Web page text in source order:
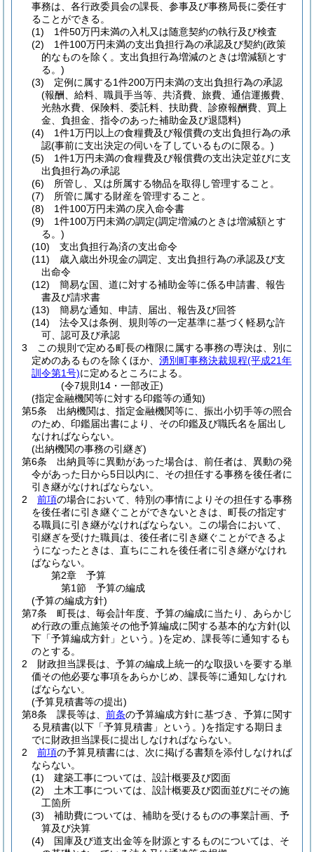
事務は、各行政委員会の課長、参事及び事務局長に委任す
ることができる。
(1)
1件50万円未満の入札又は随意契約の執行及び検査
(2)
1件100万円未満の支出負担行為の承認及び契約(政策
的なものを除く。支出負担行為増減のときは増減額とす
る。)
(3)
定例に属する1件200万円未満の支出負担行為の承認
(報酬、給料、職員手当等、共済費、旅費、通信運搬費、
光熱水費、保険料、委託料、扶助費、診療報酬費、買上
金、負担金、指令のあった補助金及び退隠料)
(4)
1件1万円以上の食糧費及び報償費の支出負担行為の承
認(事前に支出決定の伺いを了しているものに限る。)
(5)
1件1万円未満の食糧費及び報償費の支出決定並びに支
出負担行為の承認
(6)
所管し、又は所属する物品を取得し管理すること。
(7)
所管に属する財産を管理すること。
(8)
1件100万円未満の戻入命令書
(9)
1件100万円未満の調定(調定増減のときは増減額とす
る。)
(10)
支出負担行為済の支出命令
(11)
歳入歳出外現金の調定、支出負担行為の承認及び支
出命令
(12)
簡易な国、道に対する補助金等に係る申請書、報告
書及び請求書
(13)
簡易な通知、申請、届出、報告及び回答
(14)
法令又は条例、規則等の一定基準に基づく軽易な許
可、認可及び承認
3
この規則で定める町長の権限に属する事務の専決は、別に
定めのあるものを除くほか、 湧別町事務決裁規程(平成21年
訓令第1号)に定めるところによる。
(令7規則14・一部改正)
(指定金融機関等に対する印鑑等の通知)
第5条
出納機関は、指定金融機関等に、振出小切手等の照合
のため、印鑑届出書により、その印鑑及び職氏名を届出し
なければならない。
(出納機関の事務の引継ぎ)
第6条
出納員等に異動があった場合は、前任者は、異動の発
令があった日から5日以内に、その担任する事務を後任者に
引き継がなければならない。
2
前項の場合において、特別の事情によりその担任する事務
を後任者に引き継ぐことができないときは、町長の指定す
る職員に引き継がなければならない。
この場合において、
引継ぎを受けた職員は、後任者に引き継ぐことができるよ
うになったときは、直ちにこれを後任者に引き継がなけれ
ばならない。
第2章
予算
第1節
予算の編成
(予算の編成方針)
第7条
町長は、毎会計年度、予算の編成に当たり、あらかじ
め行政の重点施策その他予算編成に関する基本的な方針(以
下「予算編成方針」という。)を定め、課長等に通知するも
のとする。
2
財政担当課長は、予算の編成上統一的な取扱いを要する単
価その他必要な事項をあらかじめ、課長等に通知しなけれ
ばならない。
(予算見積書等の提出)
第8条
課長等は、 前条の予算編成方針に基づき、予算に関す
る見積書(以下「予算見積書」という。)を指定する期日ま
でに財政担当課長に提出しなければならない。
2
前項の予算見積書には、次に掲げる書類を添付しなければ
ならない。
(1)
建築工事については、設計概要及び図面
(2)
土木工事については、設計概要及び図面並びにその施
工箇所
(3)
補助費については、補助を受けるものの事業計画、予
算及び決算
(4)
国庫及び道支出金等を財源とするものについては、そ